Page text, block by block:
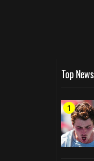
Top News